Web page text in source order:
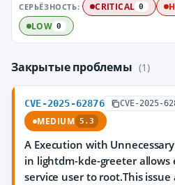
СЕРЬЁЗНОСТЬ: CRITICAL 0
LOW 0
Закрытые проблемы (1)
CVE-2025-62876 CVE-2025-
MEDIUM 5.3
A Execution with
in lightdm-kde-greeter allows
service user to root.This